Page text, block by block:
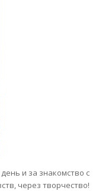
и за знакомство с
через творчество!